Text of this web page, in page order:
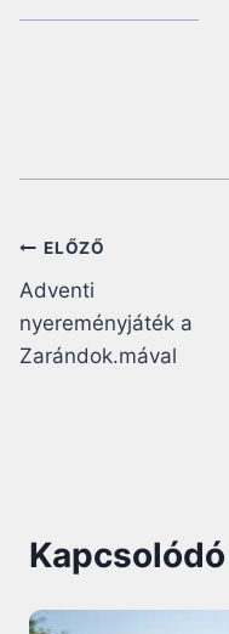
Bejegyzés
navigáció
ELŐZŐ
Adventi
nyereményjáték a
Zarándok.mával